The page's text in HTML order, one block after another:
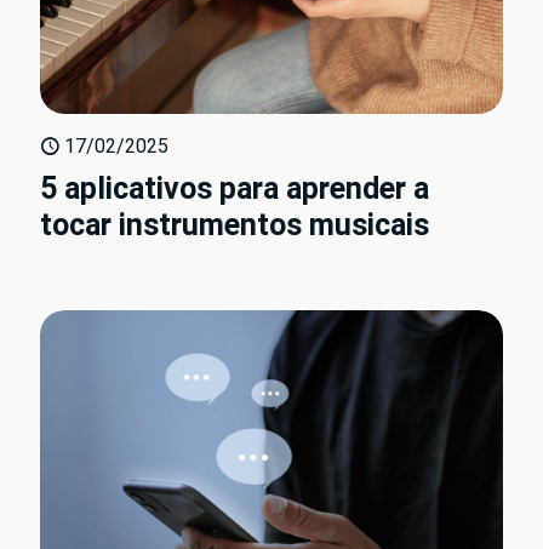
17/02/2025
5 aplicativos para aprender a
tocar instrumentos musicais